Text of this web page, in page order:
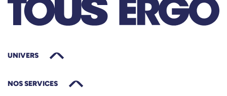
UNIVERS
NOS SERVICES